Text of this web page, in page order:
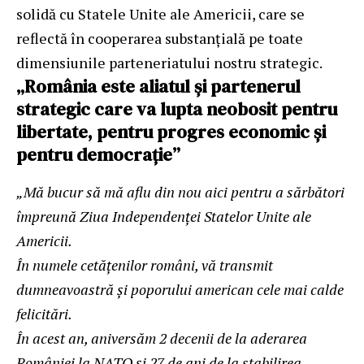
solidă cu Statele Unite ale Americii, care se
reflectă în cooperarea substanțială pe toate
dimensiunile parteneriatului nostru strategic.
„România este aliatul și partenerul
strategic care va lupta neobosit pentru
libertate, pentru progres economic și
pentru democrație”
„Mă bucur să mă aflu din nou aici pentru a sărbători
împreună Ziua Independenței Statelor Unite ale
Americii.
În numele cetățenilor români, vă transmit
dumneavoastră și poporului american cele mai calde
felicitări.
În acest an, aniversăm 2 decenii de la aderarea